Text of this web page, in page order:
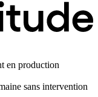
en production
sans intervention